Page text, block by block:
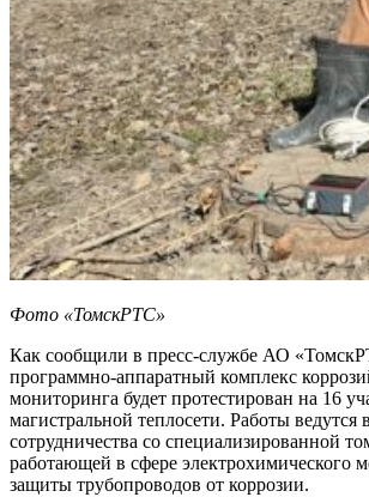
Фото «ТомскРТС»
Как сообщили в пресс-службе АО
программно-аппаратный комплекс
мониторинга будет протестирован на 16
магистральной теплосети. Работы ведутся
сотрудничества со специализированной
работающей в сфере электрохимического
защиты трубопроводов от коррозии.